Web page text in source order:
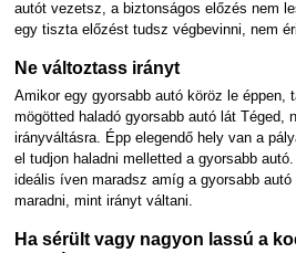
autót vezetsz, a biztonságos előzés nem
egy tiszta előzést tudsz végbevinni, nem
Ne változtass irányt
Amikor egy gyorsabb autó köröz le éppen,
mögötted haladó gyorsabb autó lát Téged,
irányváltásra. Épp elegendő hely van a
el tudjon haladni melletted a gyorsabb
ideális íven maradsz amíg a gyorsabb
maradni, mint irányt váltani.
Ha sérült vagy nagyon lassú a